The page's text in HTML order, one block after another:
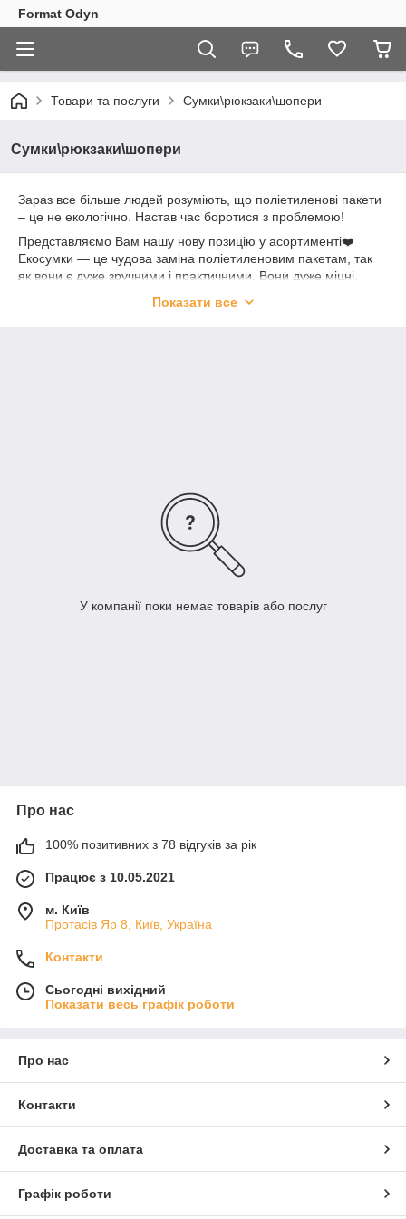
Format Odyn
Товари та послуги Сумки\рюкзаки\шопери
Сумки\рюкзаки\шопери
Зараз все більше людей розуміють, що поліетиленові пакети
– це не екологічно. Настав час боротися з проблемою!
Представляємо Вам нашу нову позицію у асортименті❤️
Екосумки — це чудова заміна поліетиленовим пакетам, так
як вони є дуже зручними і практичними. Вони дуже міцні,
Показати все
У компанії поки немає товарів або послуг
Про нас
100% позитивних з 78 відгуків за рік
Працює з 10.05.2021
м. Київ
Протасів Яр 8, Київ, Україна
Контакти
Сьогодні вихідний
Показати весь графік роботи
Про нас
Контакти
Доставка та оплата
Графік роботи